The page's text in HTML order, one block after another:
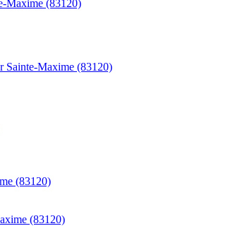
Maxime (83120)
Sainte-Maxime (83120)
(83120)
(83120)